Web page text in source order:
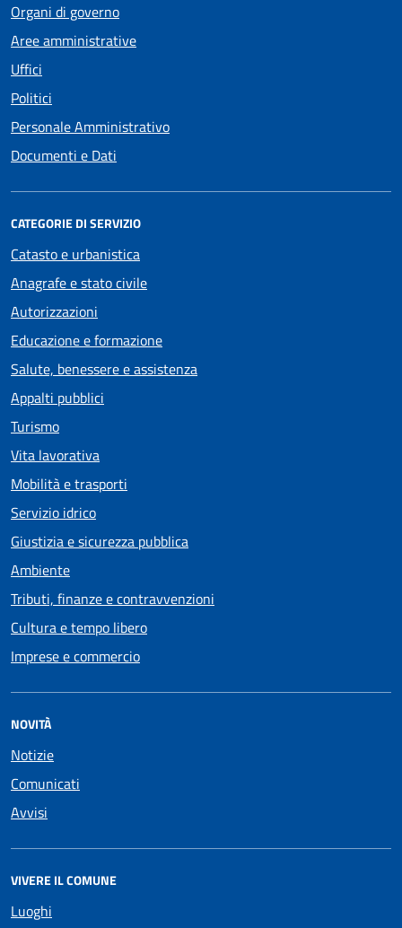
Organi di governo
Aree amministrative
Uffici
Politici
Personale Amministrativo
Documenti e Dati
CATEGORIE DI SERVIZIO
Catasto e urbanistica
Anagrafe e stato civile
Autorizzazioni
Educazione e formazione
Salute, benessere e assistenza
Appalti pubblici
Turismo
Vita lavorativa
Mobilità e trasporti
Servizio idrico
Giustizia e sicurezza pubblica
Ambiente
Tributi, finanze e contravvenzioni
Cultura e tempo libero
Imprese e commercio
NOVITÀ
Notizie
Comunicati
Avvisi
VIVERE IL COMUNE
Luoghi